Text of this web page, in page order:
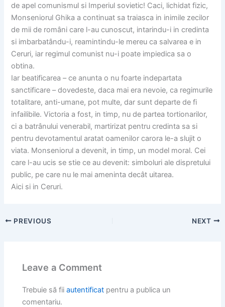
de apel comunismul si Imperiul sovietic! Caci, lichidat fizic,
Monseniorul Ghika a continuat sa traiasca in inimile zecilor
de mii de români care l-au cunoscut, intarindu-i in credinta
si imbarbatându-i, reamintindu-le mereu ca salvarea e in
Ceruri, iar regimul comunist nu-i poate impiedica sa o
obtina.
Iar beatificarea – ce anunta o nu foarte indepartata
sanctificare – dovedeste, daca mai era nevoie, ca regimurile
totalitare, anti-umane, pot multe, dar sunt departe de fi
infailibile. Victoria a fost, in timp, nu de partea tortionarilor,
ci a batrânului venerabil, martirizat pentru credinta sa si
pentru devotamentul aratat oamenilor carora le-a slujit o
viata. Monseniorul a devenit, in timp, un model moral. Cei
care l-au ucis se stie ce au devenit: simboluri ale dispretului
public, pe care nu le mai ameninta decât uitarea.
Aici si in Ceruri.
PREVIOUS NEXT
Leave a Comment
Trebuie să fiiautentificat pentru a publica un
comentariu.